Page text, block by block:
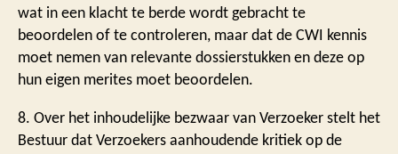
wat in een klacht te berde wordt gebracht te
beoordelen of te controleren, maar dat de CWI kennis
moet nemen van relevante dossierstukken en deze op
hun eigen merites moet beoordelen.
8. Over het inhoudelijke bezwaar van Verzoeker stelt het
Bestuur dat Verzoekers aanhoudende kritiek op de